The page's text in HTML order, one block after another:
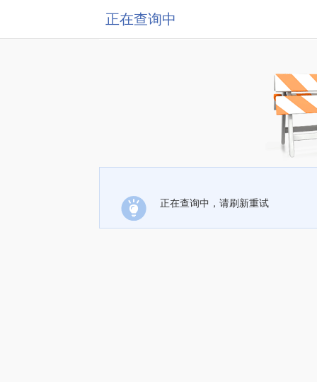
正在查询中
正在查询中，请刷新重试